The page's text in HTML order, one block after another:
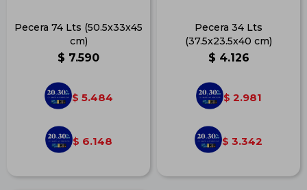
Pecera 74 Lts (50.5x33x45
cm)
$ 7.590
$ 5.484
$ 6.148
Pecera 34 Lts
(37.5x23.5x40 cm)
$ 4.126
$ 2.981
$ 3.342